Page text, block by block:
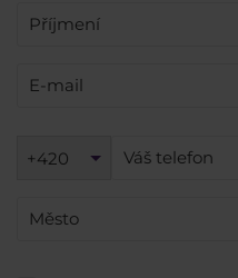
+420